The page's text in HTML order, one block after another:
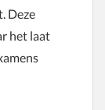
Deze
het laat